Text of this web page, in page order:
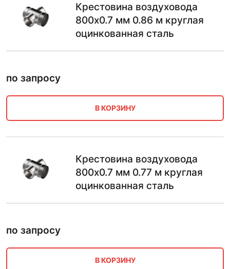
Крестовина воздуховода
800х0.7 мм 0.86 м круглая
оцинкованная сталь
по запросу
В КОРЗИНУ
Крестовина воздуховода
800х0.7 мм 0.77 м круглая
оцинкованная сталь
по запросу
В КОРЗИНУ